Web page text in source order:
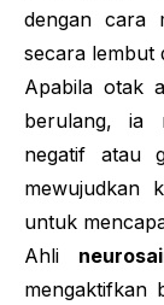
dengan cara
secara lembut
Apabila otak
berulang, ia
negatif atau
mewujudkan
untuk
Ahli
mengaktifkan